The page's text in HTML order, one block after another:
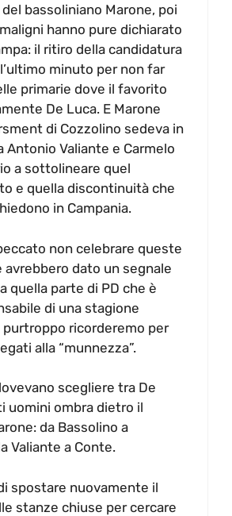
bassoliniano Marone, poi
hanno pure dichiarato
il ritiro della candidatura
minuto per non far
primarie dove il favorito
De Luca. E Marone
di Cozzolino sedeva in
Antonio Valiante e Carmelo
a sottolineare quel
e quella discontinuità che
in Campania.
non celebrare queste
avrebbero dato un segnale
quella parte di PD che è
di una stagione
ricorderemo per
alla “munnezza”.
scegliere tra De
uomini ombra dietro il
da Bassolino a
Valiante a Conte.
spostare nuovamente il
stanze chiuse per cercare